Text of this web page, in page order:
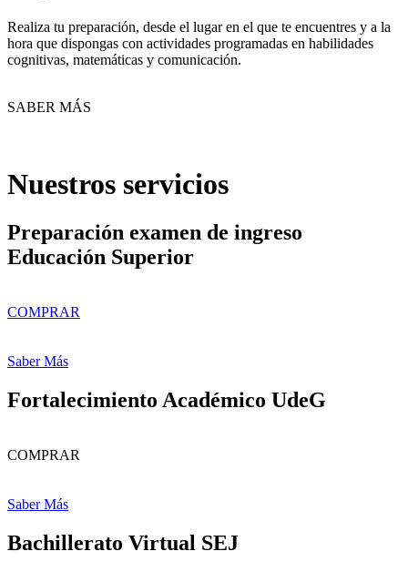
Realiza tu preparación, desde el lugar en el que te encuentres y a la
hora que dispongas con actividades programadas en habilidades
cognitivas, matemáticas y comunicación.
SABER MÁS
Nuestros servicios
Preparación examen de ingreso
Educación Superior
COMPRAR
Saber Más
Fortalecimiento Académico UdeG
COMPRAR
Saber Más
Bachillerato Virtual SEJ